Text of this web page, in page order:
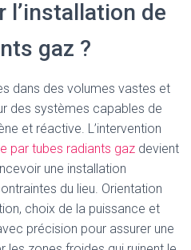
25 (conduites d'extinction
212
l’installation de
gaz ?
dans des volumes vastes et
des systèmes capables de
et réactive. L’intervention
par tubes radiants gaz devient
une installation
du lieu. Orientation
choix de la puissance et
précision pour assurer une